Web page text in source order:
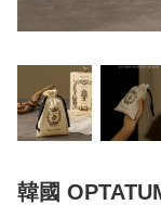
韓國